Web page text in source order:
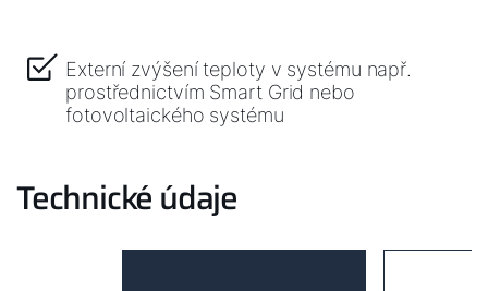
Externí zvýšení teploty v systému např.
prostřednictvím Smart Grid nebo
fotovoltaického systému
Technické údaje